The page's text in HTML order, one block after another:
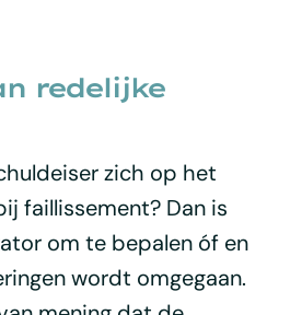
redelijke
zich op het
faillissement? Dan is
om te bepalen óf en
wordt omgegaan.